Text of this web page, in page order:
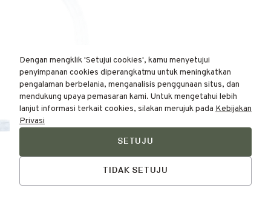
Dengan mengklik 'Setujui cookies', kamu menyetujui
penyimpanan cookies diperangkatmu untuk meningkatkan
pengalaman berbelania, menganalisis penggunaan situs, dan
mendukung upaya pemasaran kami. Untuk mengetahui lebih
lanjut informasi terkait cookies, silakan merujuk pada Kebijakan
Privasi
SETUJU
TIDAK SETUJU
Find Your